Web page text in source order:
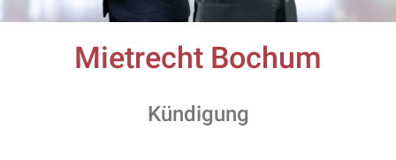
Mietrecht Bochum
Kündigung